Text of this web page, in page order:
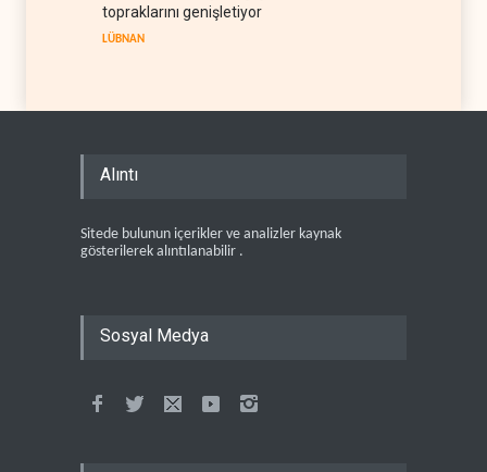
topraklarını genişletiyor
LÜBNAN
Alıntı
Sitede bulunun içerikler ve analizler kaynak
gösterilerek alıntılanabilir .
Sosyal Medya